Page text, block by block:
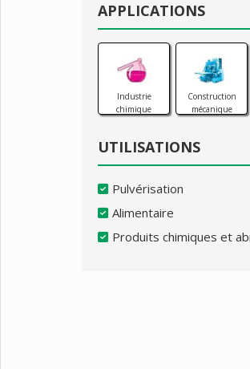
APPLICATIONS
Industrie
chimique
Construction
mécanique
UTILISATIONS
Pulvérisation
Alimentaire
Produits chimiques et